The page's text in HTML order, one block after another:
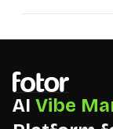
AI Vibe